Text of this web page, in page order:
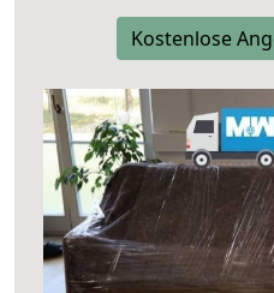
Kostenlose